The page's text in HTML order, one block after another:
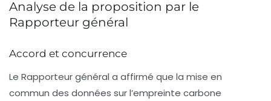
Analyse de la proposition par le
Rapporteur général
Accord et concurrence
Le Rapporteur général a affirmé que la mise en
commun des données sur l’empreinte carbone